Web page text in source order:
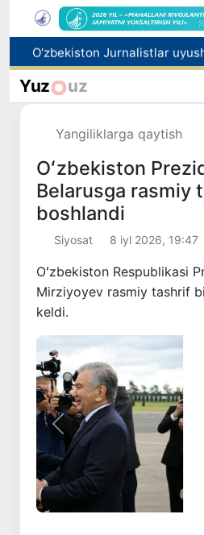
Yuz uz
Yangiliklarga qaytish
Oʻzbekiston
Belarusga rasmiy
boshlandi
Siyosat 8 iyl 2026, 19:47
Oʻzbekiston Respublikasi
Mirziyoyev rasmiy tashrif
keldi.
Oldingi